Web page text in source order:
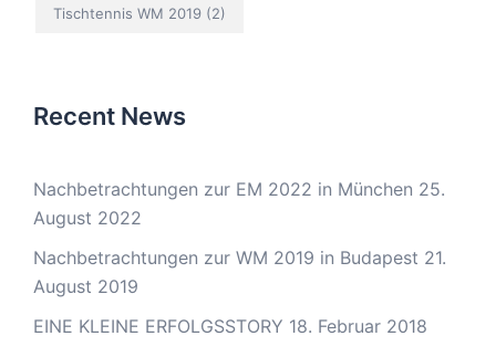
Tischtennis WM 2019 (2)
Recent News
Nachbetrachtungen zur EM 2022 in München 25.
August 2022
Nachbetrachtungen zur WM 2019 in Budapest 21.
August 2019
EINE KLEINE ERFOLGSSTORY 18. Februar 2018